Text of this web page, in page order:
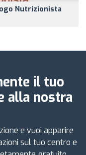
Nutrizionista
il tuo
alla nostra
e vuoi apparire
sul tuo centro e